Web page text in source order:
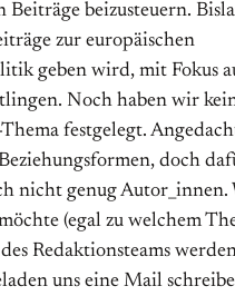
Beiträge beizusteuern.
zur europäischen
geben wird, mit Fokus
Noch haben wir
festgelegt.
doch
nicht genug Autor_innen.
(egal zu welchem
Redaktionsteams
uns eine Mail